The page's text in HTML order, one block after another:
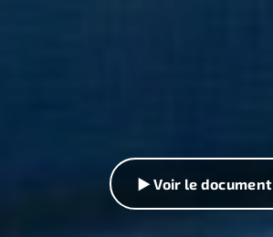
▶ Voir le document